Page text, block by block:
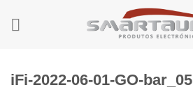
iFi-2022-06-01-GO-bar_05